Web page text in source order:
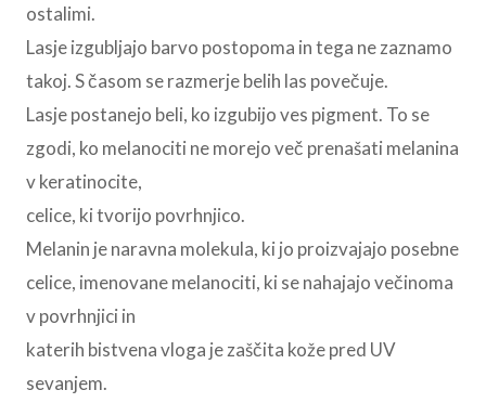
ostalimi.
Lasje izgubljajo barvo postopoma in tega ne zaznamo
takoj. S časom se razmerje belih las povečuje.
Lasje postanejo beli, ko izgubijo ves pigment. To se
zgodi, ko melanociti ne morejo več prenašati melanina
v keratinocite,
celice, ki tvorijo povrhnjico.
Melanin je naravna molekula, ki jo proizvajajo posebne
celice, imenovane melanociti, ki se nahajajo večinoma
v povrhnjici in
katerih bistvena vloga je zaščita kože pred UV
sevanjem.